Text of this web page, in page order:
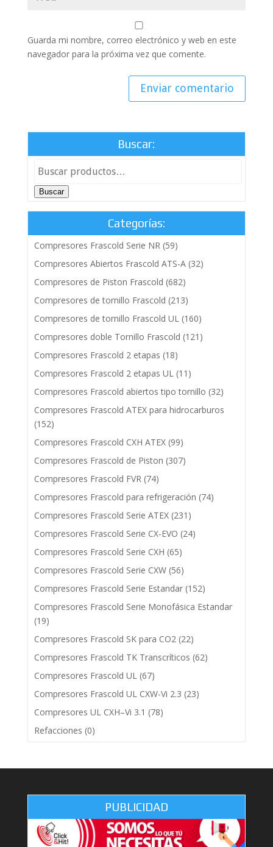
Guarda mi nombre, correo electrónico y web en este
navegador para la próxima vez que comente.
Buscar:
Buscar
Categorías:
Compresores Frascold Serie NR (59)
Compresores Abiertos Frascold ATS-A (32)
Compresores de Piston Frascold (682)
Compresores de tornillo Frascold (213)
Compresores de tornillo Frascold UL (160)
Compresores doble Tornillo Frascold (121)
Compresores Frascold 2 etapas (18)
Compresores Frascold 2 etapas UL (11)
Compresores Frascold abiertos tipo tornillo (32)
Compresores Frascold ATEX para hidrocarburos
(152)
Compresores Frascold CXH ATEX (99)
Compresores Frascold de Piston (307)
Compresores Frascold FVR (74)
Compresores Frascold para refrigeración (74)
Compresores Frascold Serie ATEX (231)
Compresores Frascold Serie CX-EVO (24)
Compresores Frascold Serie CXH (65)
Compresores Frascold Serie CXW (56)
Compresores Frascold Serie Estandar (152)
Compresores Frascold Serie Monofásica Estandar
(19)
Compresores Frascold SK para CO2 (22)
Compresores Frascold TK Transcríticos (62)
Compresores Frascold UL (67)
Compresores Frascold UL CXW-Vi 2.3 (23)
Compresores UL CXH–Vi 3.1 (78)
Refacciones (0)
PUBLICIDAD